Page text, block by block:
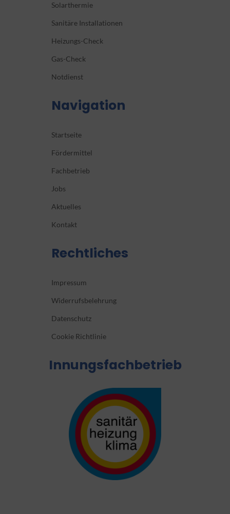
Solarthermie
Sanitäre Installationen
Heizungs-Check
Gas-Check
Notdienst
Navigation
Startseite
Fördermittel
Fachbetrieb
Jobs
Aktuelles
Kontakt
Rechtliches
Impressum
Widerrufsbelehrung
Datenschutz
Cookie Richtlinie
Innungsfachbetrieb